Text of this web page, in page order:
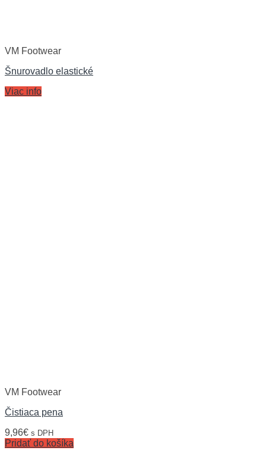
VM Footwear
Šnurovadlo elastické
Viac info
VM Footwear
Čistiaca pena
9,96€ s DPH
Pridať do košíka